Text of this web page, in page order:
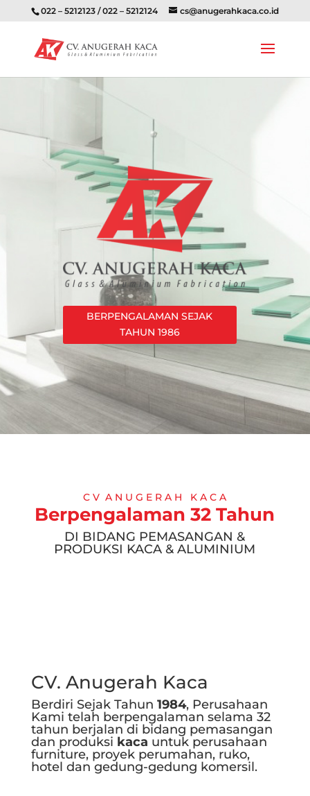
022 – 5212123 / 022 – 5212124 cs@anugerahkaca.co.id
BERPENGALAMAN SEJAK
TAHUN 1986
C V A N U G E R A H K A C A
Berpengalaman 32 Tahun
DI BIDANG PEMASANGAN &
PRODUKSI KACA & ALUMINIUM
CV. Anugerah Kaca
Berdiri Sejak Tahun 1984, Perusahaan
Kami telah berpengalaman selama 32
tahun berjalan di bidang pemasangan
dan produksi kaca untuk perusahaan
furniture, proyek perumahan, ruko,
hotel dan gedung-gedung komersil.